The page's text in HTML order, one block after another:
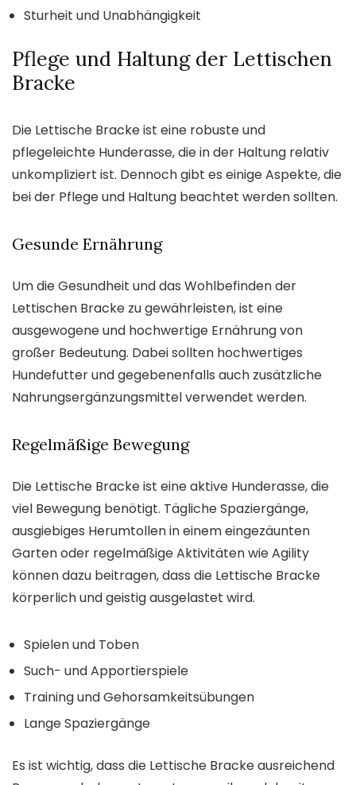
Sturheit und Unabhängigkeit
Pflege und Haltung der Lettischen
Bracke
Die Lettische Bracke ist eine robuste und
pflegeleichte Hunderasse, die in der Haltung relativ
unkompliziert ist. Dennoch gibt es einige Aspekte, die
bei der Pflege und Haltung beachtet werden sollten.
Gesunde Ernährung
Um die Gesundheit und das Wohlbefinden der
Lettischen Bracke zu gewährleisten, ist eine
ausgewogene und hochwertige Ernährung von
großer Bedeutung. Dabei sollten hochwertiges
Hundefutter und gegebenenfalls auch zusätzliche
Nahrungsergänzungsmittel verwendet werden.
Regelmäßige Bewegung
Die Lettische Bracke ist eine aktive Hunderasse, die
viel Bewegung benötigt. Tägliche Spaziergänge,
ausgiebiges Herumtollen in einem eingezäunten
Garten oder regelmäßige Aktivitäten wie Agility
können dazu beitragen, dass die Lettische Bracke
körperlich und geistig ausgelastet wird.
Spielen und Toben
Such- und Apportierspiele
Training und Gehorsamkeitsübungen
Lange Spaziergänge
Es ist wichtig, dass die Lettische Bracke ausreichend